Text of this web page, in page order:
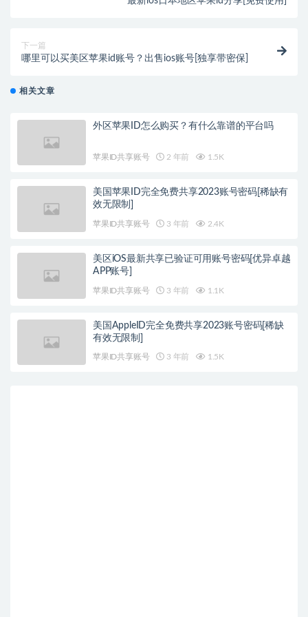
下一篇
哪里可以买美区苹果id账号？出售ios账号[独享带密保]
相关文章
外区苹果ID怎么购买？有什么靠谱的平台吗
苹果ID共享账号 2 年前 1.5K
美国苹果ID完全免费共享2023账号密码[稀缺有
效无限制]
苹果ID共享账号 3 年前 2.4K
美区iOS最新共享已验证可用账号密码[优异卓越
APP账号]
苹果ID共享账号 3 年前 1.1K
美国AppleID完全免费共享2023账号密码[稀缺
有效无限制]
苹果ID共享账号 3 年前 1.5K